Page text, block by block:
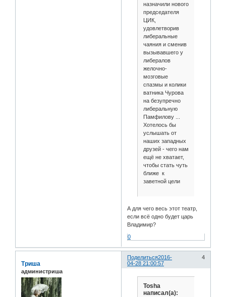
назначили нового
председателя
ЦИК,
удовлетворив
либеральные
чаяния и сменив
вызывавшего у
либералов
желочно-
мозговые
спазмы и колики
ватника Чурова
на безупречно
либеральную
Памфилову ...
Хотелось бы
услышать от
наших западных
друзей - чего нам
ещё не хватает,
чтобы стать чуть
ближе к
заветной цели
А для чего весь этот театр,
если всё одно будет царь
Владимир?
0
Поделиться 4
2016-
04-28 21:00:57
Триша
администриша
Tosha
написал(а):